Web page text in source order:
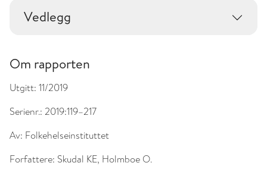
Vedlegg
Om rapporten
Utgitt: 11/2019
Serienr.: 2019:119–217
Av: Folkehelseinstituttet
Forfattere: Skudal KE, Holmboe O.